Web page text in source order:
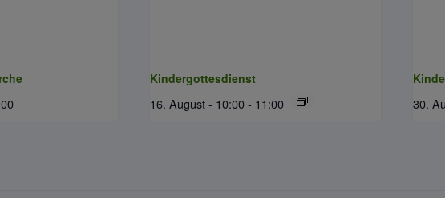
Kindergottesdienst
16. August - 10:00 - 11:00 30.